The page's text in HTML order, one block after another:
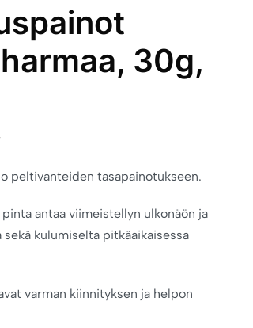
30g,
peltivanteiden tasapainotukseen.
antaa viimeistellyn ulkonäön ja
kulumiselta pitkäaikaisessa
varman kiinnityksen ja helpon